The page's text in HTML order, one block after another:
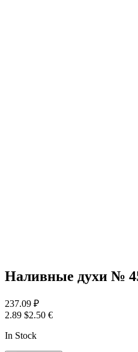
Наливные духи №
237.09 ₽
2.89 $2.50 €
In Stock